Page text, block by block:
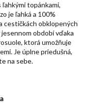
topánkami,
je ľahká a 100%
cestičkách obklopených
období vďaka
ktorá umožňuje
Je úplne priedušná,
na sebe.